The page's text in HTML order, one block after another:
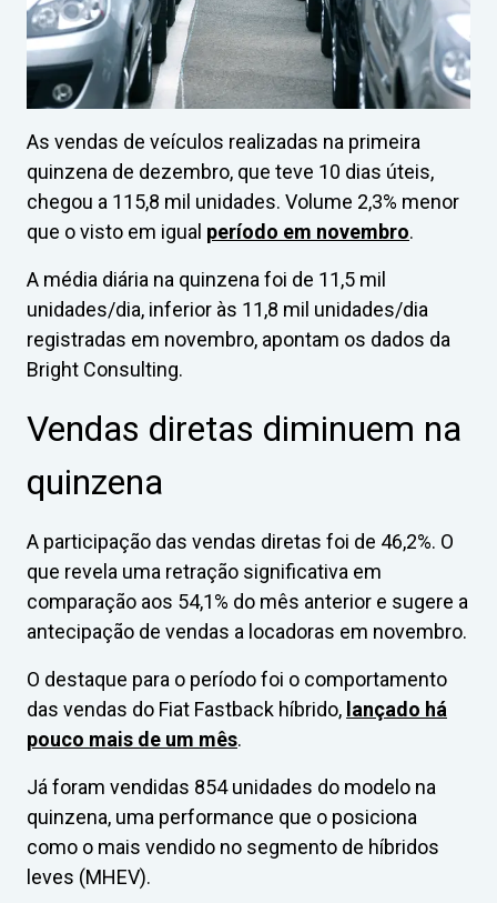
As vendas de veículos realizadas na primeira
quinzena de dezembro, que teve 10 dias úteis,
chegou a 115,8 mil unidades. Volume 2,3% menor
que o visto em igual período em novembro.
A média diária na quinzena foi de 11,5 mil
unidades/dia, inferior às 11,8 mil unidades/dia
registradas em novembro, apontam os dados da
Bright Consulting.
Vendas diretas diminuem na
quinzena
A participação das vendas diretas foi de 46,2%. O
que revela uma retração significativa em
comparação aos 54,1% do mês anterior e sugere a
antecipação de vendas a locadoras em novembro.
O destaque para o período foi o comportamento
das vendas do Fiat Fastback híbrido, lançado há
pouco mais de um mês.
Já foram vendidas 854 unidades do modelo na
quinzena, uma performance que o posiciona
como o mais vendido no segmento de híbridos
leves (MHEV).